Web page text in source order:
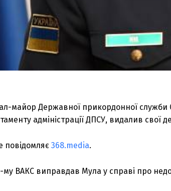
майор Державної прикордонної служби
адміністрації ДПСУ, видалив свої
повідомляє 368.media.
му ВАКС виправдав Мула у справі про